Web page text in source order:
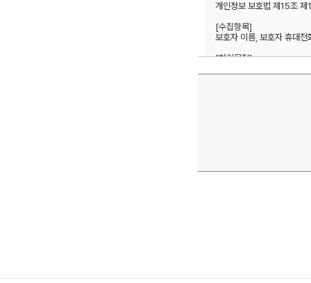
개인정보 보호법 제15조 제
[수집항목]
보호자 이름, 보호자 휴대
[처리목적]